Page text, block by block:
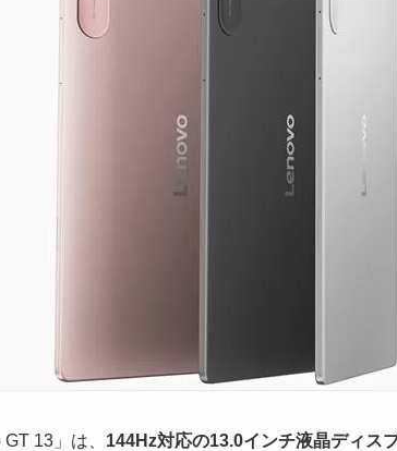
13」は、 144Hz対応の13.0インチ液晶ディス